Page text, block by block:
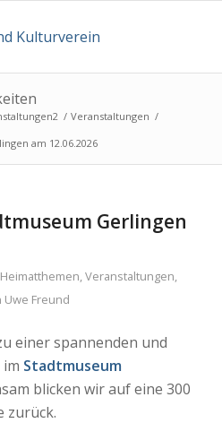
/ Veranstaltungen /
am 12.06.2026
Gerlingen
Heimatthemen,Veranstaltungen,
Uwe Freund
einer spannenden und
Stadtmuseum
blicken wir auf eine 300
zurück.